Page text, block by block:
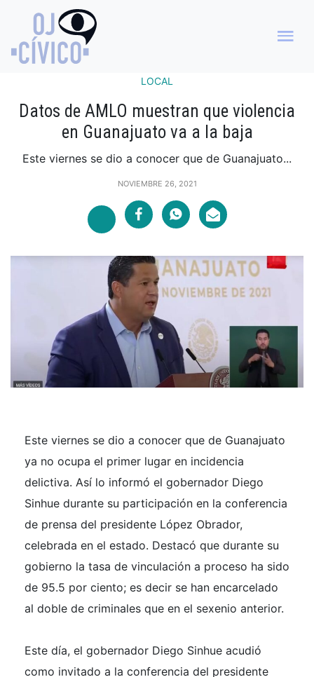
LOCAL
Datos de AMLO muestran que violencia
en Guanajuato va a la baja
Este viernes se dio a conocer que de Guanajuato...
NOVIEMBRE 26, 2021
Este viernes se dio a conocer que de Guanajuato
ya no ocupa el primer lugar en incidencia
delictiva. Así lo informó el gobernador Diego
Sinhue durante su participación en la conferencia
de prensa del presidente López Obrador,
celebrada en el estado. Destacó que durante su
gobierno la tasa de vinculación a proceso ha sido
de 95.5 por ciento; es decir se han encarcelado
al doble de criminales que en el sexenio anterior.
Este día, el gobernador Diego Sinhue acudió
como invitado a la conferencia del presidente